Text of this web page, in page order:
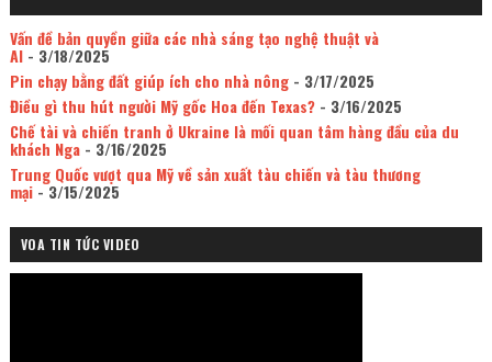
Vấn đề bản quyền giữa các nhà sáng tạo nghệ thuật và
AI- 3/18/2025
Pin chạy bằng đất giúp ích cho nhà nông- 3/17/2025
Điều gì thu hút người Mỹ gốc Hoa đến Texas?- 3/16/2025
Chế tài và chiến tranh ở Ukraine là mối quan tâm hàng đầu của du
khách Nga- 3/16/2025
Trung Quốc vượt qua Mỹ về sản xuất tàu chiến và tàu thương
mại- 3/15/2025
VOA TIN TỨC VIDEO